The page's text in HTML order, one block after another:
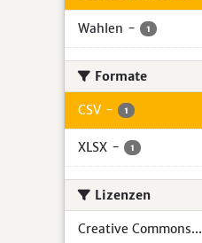
Wahlen - 1
Formate
CSV - 1
XLSX - 1
Lizenzen
Creative Commons...